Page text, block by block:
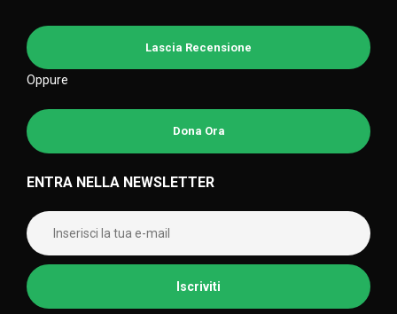
Lascia Recensione
Oppure
Dona Ora
ENTRA NELLA NEWSLETTER